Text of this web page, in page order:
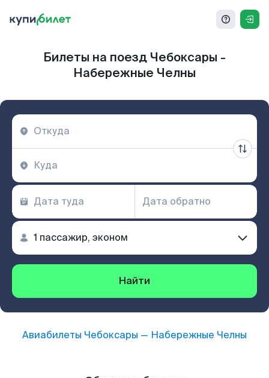
Билеты на поезд Чебоксары -
Набережные Челны
Найти
Авиабилеты Чебоксары — Набережные Челны